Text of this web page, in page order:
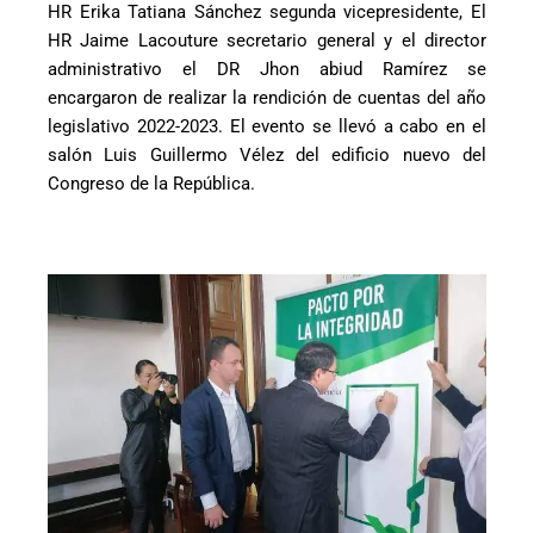
HR Erika Tatiana Sánchez segunda vicepresidente, El
HR Jaime Lacouture secretario general y el director
administrativo el DR Jhon abiud Ramírez se
encargaron de realizar la rendición de cuentas del año
legislativo 2022-2023. El evento se llevó a cabo en el
salón Luis Guillermo Vélez del edificio nuevo del
Congreso de la República.